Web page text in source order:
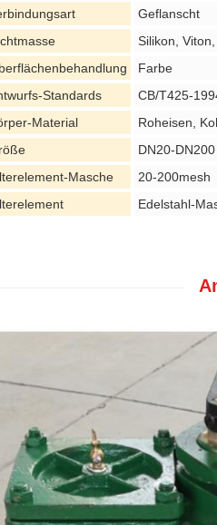
Geflanscht
Silikon,
Farbe
Standards
CB/T425-
Material
Roheisen,
DN20-DN200
Masche
20-200mesh
Edelstahl-